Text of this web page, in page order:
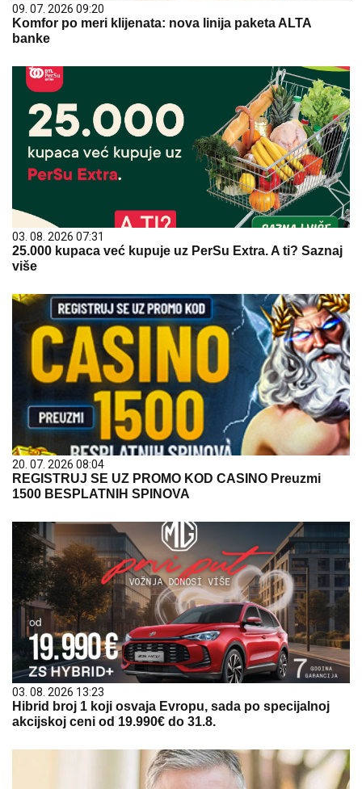
09. 07. 2026 09:20
Komfor po meri klijenata: nova linija paketa ALTA
banke
03. 08. 2026 07:31
25.000 kupaca već kupuje uz PerSu Extra. A ti? Saznaj
više
20. 07. 2026 08:04
REGISTRUJ SE UZ PROMO KOD CASINO Preuzmi
1500 BESPLATNIH SPINOVA
03. 08. 2026 13:23
Hibrid broj 1 koji osvaja Evropu, sada po specijalnoj
akcijskoj ceni od 19.990€ do 31.8.